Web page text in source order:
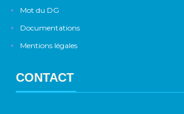
Mot du DG
Documentations
Mentions légales
CONTACT